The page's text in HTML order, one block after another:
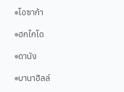
โอซาก้า
ฮกไกโด
ดานัง
บานาฮิลล์